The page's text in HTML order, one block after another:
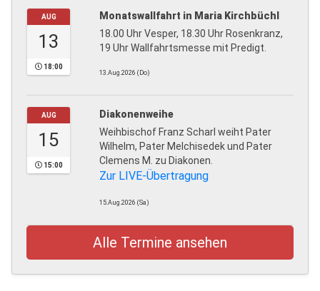
AUG
13
18:00
Monatswallfahrt in Maria Kirchbüchl
18.00 Uhr Vesper, 18.30 Uhr Rosenkranz,
19 Uhr Wallfahrtsmesse mit Predigt.
13.Aug.2026 (Do)
AUG
15
15:00
Diakonenweihe
Weihbischof Franz Scharl weiht Pater
Wilhelm, Pater Melchisedek und Pater
Clemens M. zu Diakonen.
Zur LIVE-Übertragung
15.Aug.2026 (Sa)
Alle Termine ansehen